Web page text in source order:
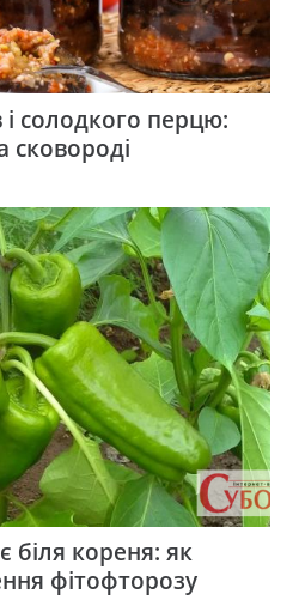
солодкого перцю:
сковороді
біля кореня: як
фітофторозу